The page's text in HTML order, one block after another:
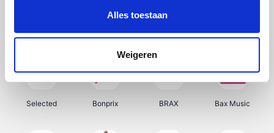
Alles toestaan
Weigeren
Samsung Delonghi Tennis Point My Jewellery
Selected Bonprix BRAX Bax Music